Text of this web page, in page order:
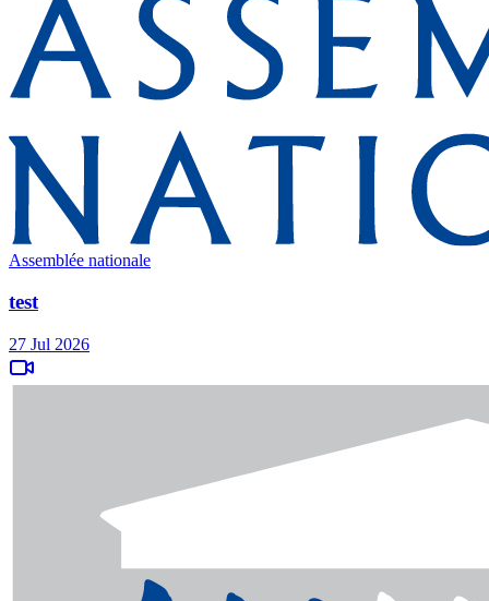
Assemblée nationale
test
27 Jul 2026